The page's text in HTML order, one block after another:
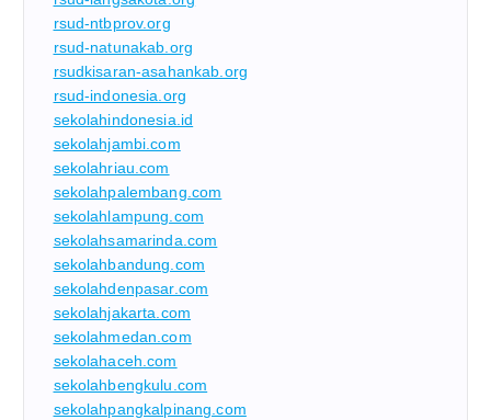
rsud-ntbprov.org
rsud-natunakab.org
rsudkisaran-asahankab.org
rsud-indonesia.org
sekolahindonesia.id
sekolahjambi.com
sekolahriau.com
sekolahpalembang.com
sekolahlampung.com
sekolahsamarinda.com
sekolahbandung.com
sekolahdenpasar.com
sekolahjakarta.com
sekolahmedan.com
sekolahaceh.com
sekolahbengkulu.com
sekolahpangkalpinang.com